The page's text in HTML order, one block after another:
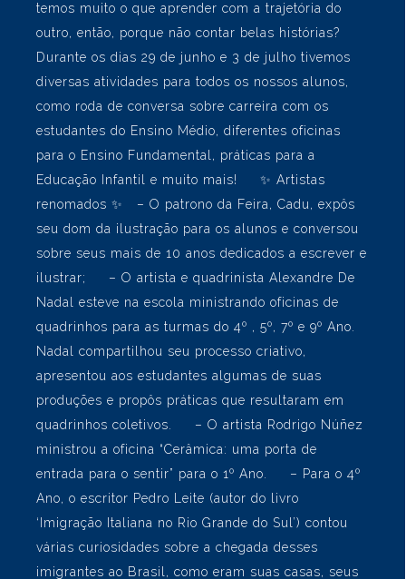
prática da leitura e a multiplicação de novos atores
nesse processo. Compartilhar histórias é uma
ferramenta social. Contar ou escrever sua história é
uma estratégia que contribui no processo do
autoconhecimento. Naturalmente, somos
contadores de histórias, pois compartilhar vivências
aproxima pessoas. As histórias podem vir como
forma de presentes e abraços. Somos únicos e
temos muito o que aprender com a trajetória do
outro, então, porque não contar belas histórias?
Durante os dias 29 de junho e 3 de julho tivemos
diversas atividades para todos os nossos alunos,
como roda de conversa sobre carreira com os
estudantes do Ensino Médio, diferentes oficinas
para o Ensino Fundamental, práticas para a
Educação Infantil e muito mais! ✨ Artistas
renomados ✨ – O patrono da Feira, Cadu, expôs
seu dom da ilustração para os alunos e conversou
sobre seus mais de 10 anos dedicados a escrever e
ilustrar; – O artista e quadrinista Alexandre De
Nadal esteve na escola ministrando oficinas de
quadrinhos para as turmas do 4º , 5º, 7º e 9º Ano.
Nadal compartilhou seu processo criativo,
apresentou aos estudantes algumas de suas